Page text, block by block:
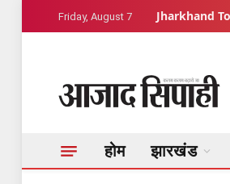
Friday, August 7 Jharkhand
होम झारखंड